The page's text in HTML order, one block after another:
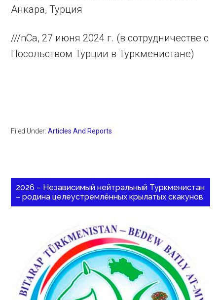
Анкара, Турция
///nCa, 27 июня 2024 г. (в сотрудничестве с
Посольством Турции в Туркменистане)
Filed Under:Articles And Reports
2026 – Независимый нейтральный Туркменистан
– родина целеустремлённых крылатых скакунов